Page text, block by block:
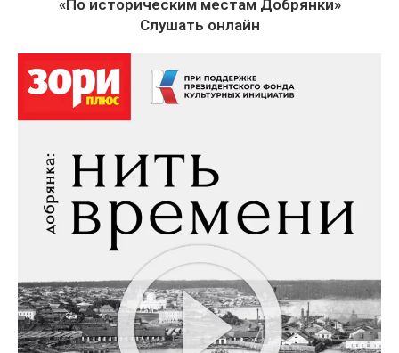
«По историческим местам Добрянки»
Слушать онлайн